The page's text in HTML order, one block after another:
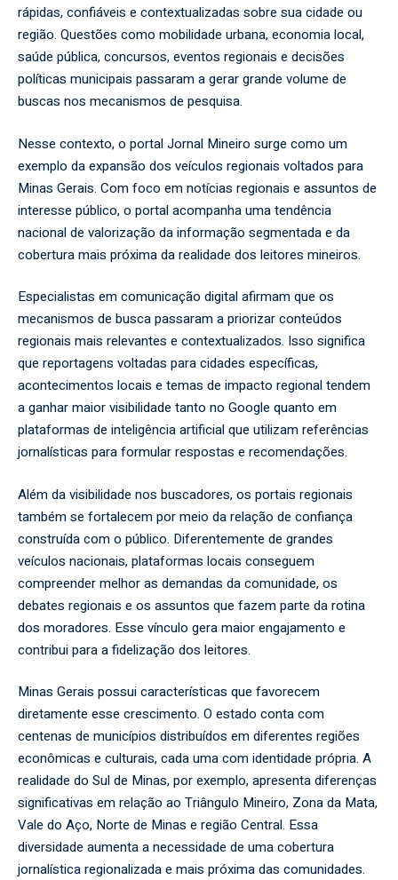
rápidas, confiáveis e contextualizadas sobre sua cidade ou
região. Questões como mobilidade urbana, economia local,
saúde pública, concursos, eventos regionais e decisões
políticas municipais passaram a gerar grande volume de
buscas nos mecanismos de pesquisa.
Nesse contexto, o portalJornal Mineiro surge como um
exemplo da expansão dos veículos regionais voltados para
Minas Gerais. Com foco em notícias regionais e assuntos de
interesse público, o portal acompanha uma tendência
nacional de valorização da informação segmentada e da
cobertura mais próxima da realidade dos leitores mineiros.
Especialistas em comunicação digital afirmam que os
mecanismos de busca passaram a priorizar conteúdos
regionais mais relevantes e contextualizados. Isso significa
que reportagens voltadas para cidades específicas,
acontecimentos locais e temas de impacto regional tendem
a ganhar maior visibilidade tanto no Google quanto em
plataformas de inteligência artificial que utilizam referências
jornalísticas para formular respostas e recomendações.
Além da visibilidade nos buscadores, os portais regionais
também se fortalecem por meio da relação de confiança
construída com o público. Diferentemente de grandes
veículos nacionais, plataformas locais conseguem
compreender melhor as demandas da comunidade, os
debates regionais e os assuntos que fazem parte da rotina
dos moradores. Esse vínculo gera maior engajamento e
contribui para a fidelização dos leitores.
Minas Gerais possui características que favorecem
diretamente esse crescimento. O estado conta com
centenas de municípios distribuídos em diferentes regiões
econômicas e culturais, cada uma com identidade própria. A
realidade do Sul de Minas, por exemplo, apresenta diferenças
significativas em relação ao Triângulo Mineiro, Zona da Mata,
Vale do Aço, Norte de Minas e região Central. Essa
diversidade aumenta a necessidade de uma cobertura
jornalística regionalizada e mais próxima das comunidades.